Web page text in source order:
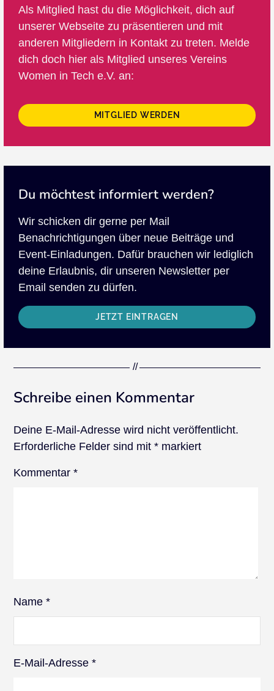
Als Mitglied hast du die Möglichkeit, dich auf
unserer Webseite zu präsentieren und mit
anderen Mitgliedern in Kontakt zu treten. Melde
dich doch hier als Mitglied unseres Vereins
Women in Tech e.V. an:
MITGLIED WERDEN
Du möchtest informiert werden?
Wir schicken dir gerne per Mail
Benachrichtigungen über neue Beiträge und
Event-Einladungen. Dafür brauchen wir lediglich
deine Erlaubnis, dir unseren Newsletter per
Email senden zu dürfen.
JETZT EINTRAGEN
Schreibe einen Kommentar
Deine E-Mail-Adresse wird nicht veröffentlicht.
Erforderliche Felder sind mit* markiert
Kommentar*
Name*
E-Mail-Adresse*